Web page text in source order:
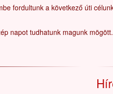
fordultunk a következő úti
napot tudhatunk magunk mögött.